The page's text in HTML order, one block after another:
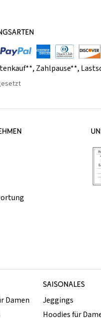
, Zahlpause**,
SAISONALES
Damen
Jeggings
Hoodies für